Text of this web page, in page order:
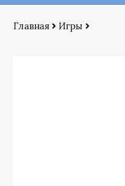
Главная Игры